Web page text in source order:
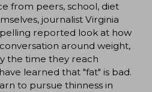
from peers, school, diet
journalist Virginia
reported look at how
around weight,
the time they reach
learned that "fat" is bad.
to pursue thinness in